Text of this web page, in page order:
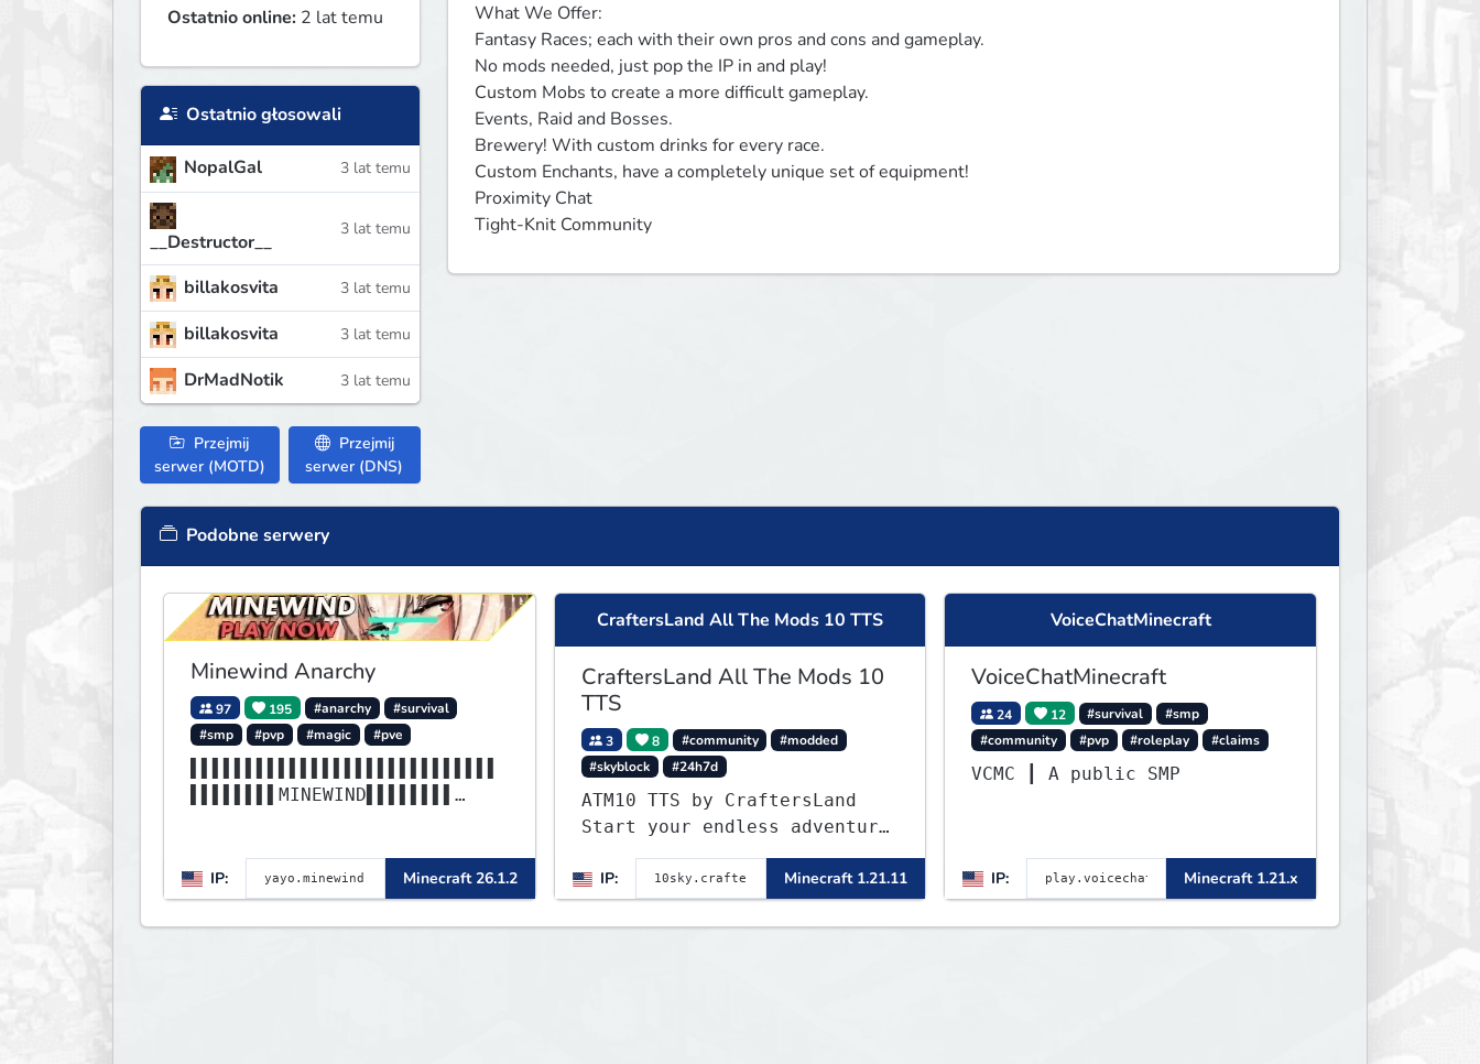
Ostatnio online: 2 lat temu
Ostatnio głosowali
NopalGal 3 lat temu
__Destructor__
3 lat temu
billakosvita 3 lat temu
billakosvita 3 lat temu
DrMadNotik 3 lat temu
Przejmij
serwer (MOTD)
Przejmij
serwer (DNS)
What We Offer:
Fantasy Races; each with their own pros and cons and gameplay.
No mods needed, just pop the IP in and play!
Custom Mobs to create a more difficult gameplay.
Events, Raid and Bosses.
Brewery! With custom drinks for every race.
Custom Enchants, have a completely unique set of equipment!
Proximity Chat
Tight-Knit Community
Podobne serwery
Minewind Anarchy
97 195 #anarchy
#survival
#smp
#pvp #magic #pve
▌▌▌▌▌▌▌▌MINEWIND▌▌▌▌▌▌▌▌
IP:
Minecraft 26.1.2
CraftersLand All The Mods 10 TTS
CraftersLand All The Mods 10
TTS
3 8 #community
#modded
#skyblock
#24h7d
ATM10 TTS by CraftersLand
Start your endless adventure
now! v2.0.2
IP:
Minecraft 1.21.11
VoiceChatMinecraft
VoiceChatMinecraft
24 12 #survival
#smp
#community
#pvp #roleplay #claims
VCMC ┃ A public SMP
IP: Minecraft 1.21.x